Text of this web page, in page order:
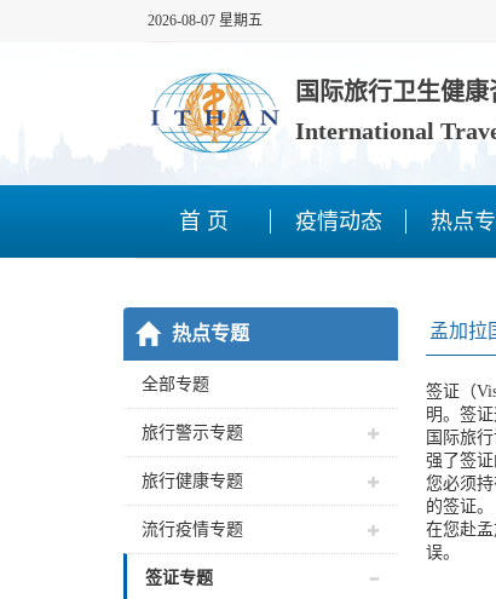
2026-08-07 星期五
国际旅行卫生健康
International
首 页 疫情动态 热点
热点专题
全部专题
旅行警示专题
旅行健康专题
流行疫情专题
签证专题
孟加拉
签证（
明。签
国际旅
强了签证
您必须
的签证。­
在您赴
误。